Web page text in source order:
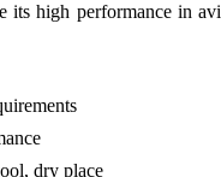
high performance in
dry place